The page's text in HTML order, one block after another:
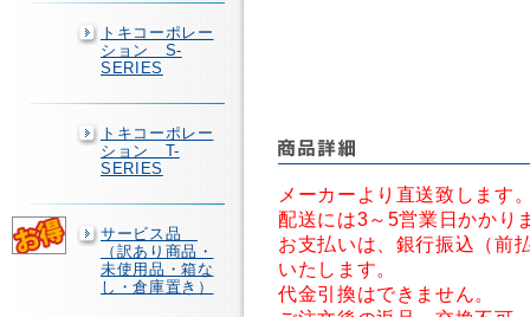
トキコーポレー
ション S-
SERIES
トキコーポレー
ション T-
SERIES
サービス品
（訳あり商品・
未使用品・箱な
し・倉庫置き）
メーカーより直送致します
配送には3～5営業日かかり
お支払いは、銀行振込（前
いたします。
代金引換はできません。